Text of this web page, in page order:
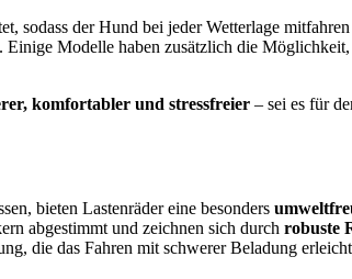
sodass der Hund bei jeder Wetterlage
Modelle haben zusätzlich die
komfortabler und stressfreier – sei es für
bieten Lastenräder eine besonders
abgestimmt und zeichnen sich durch robuste
die das Fahren mit schwerer Beladung